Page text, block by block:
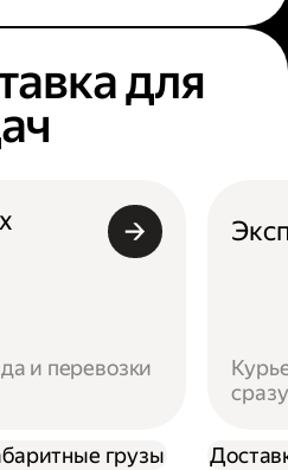
для
и перевозки
грузы